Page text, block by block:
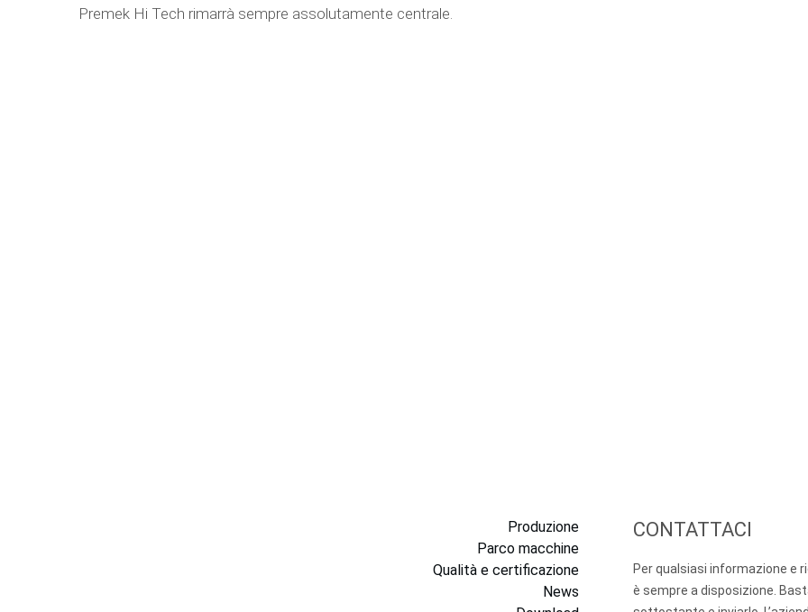
Premek Hi Tech rimarrà sempre assolutamente centrale.
Produzione
Parco macchine
Qualità e certificazione
News
CONTATTACI
Per qualsiasi informazione e
è sempre a disposizione.